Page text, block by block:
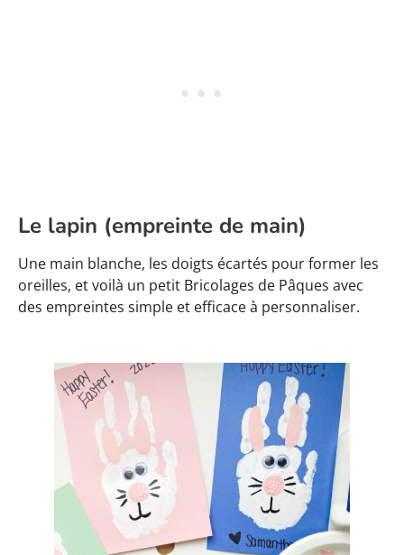
Le lapin (empreinte de main)
Une main blanche, les doigts écartés pour former les
oreilles, et voilà un petit Bricolages de Pâques avec
des empreintes simple et efficace à personnaliser.